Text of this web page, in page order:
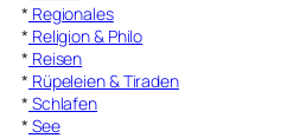
* Regionales
* Religion & Philo
* Reisen
* Rüpeleien & Tiraden
* Schlafen
* See